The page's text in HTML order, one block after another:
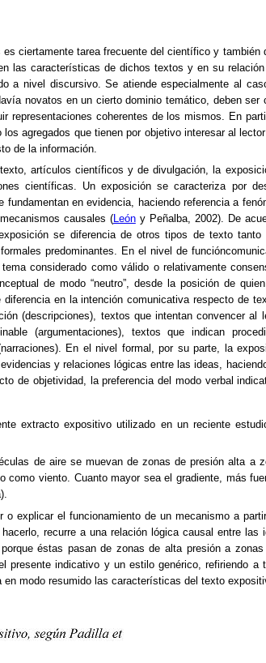
ciertamente tarea frecuente del científico y también
las características de dichos textos y en su
a nivel discursivo. Se atiende especialmente al
novatos en un cierto dominio temático, deben ser
representaciones coherentes de los mismos. En
agregados que tienen por objetivo interesar al
de la información.
artículos científicos y de divulgación, la
científicas. Un exposición se caracteriza por
fundamentan en evidencia, haciendo referencia a
causales (Leóny Peñalba, 2002). De
se diferencia de otros tipos de texto tanto
predominantes. En el nivel de
considerado como válido o relativamente
de modo “neutro”, desde la posición de
en la intención comunicativa respecto de
(descripciones), textos que intentan convencer al
(argumentaciones), textos que indican
En el nivel formal, por su parte, la
y relaciones lógicas entre las ideas,
de objetividad, la preferencia del modo verbal
extracto expositivo utilizado en un reciente
de aire se muevan de zonas de presión alta a
como viento. Cuanto mayor sea el gradiente, más
o explicar el funcionamiento de un mecanismo a
recurre a una relación lógica causal entre las
éstas pasan de zonas de alta presión a
presente indicativo y un estilo genérico, refiriendo a
en modo resumido las características del texto